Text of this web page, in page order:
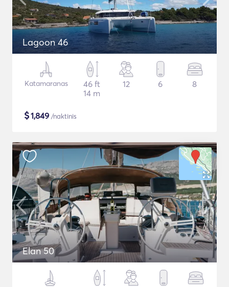
Lagoon 46
Katamaranas
46 ft
14 m
12 6 8
$1,849 /naktinis
Elan 50